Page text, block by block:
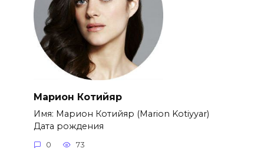
Марион Котийяр
Имя: Марион Котийяр (Marion Kotiyyar)
Дата рождения
0 73